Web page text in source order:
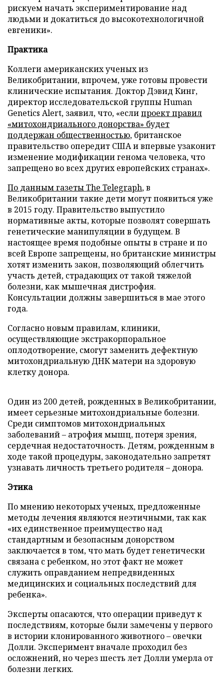
рискуем начать экспериментирование над
людьми и докатиться до высокотехнологичной
евгеники».
Практика
Коллеги американских ученых из
Великобритании, впрочем, уже готовы провести
клинические испытания. Доктор Дэвид Кинг,
директор исследовательской группы Human
Genetics Alert, заявил, что, «еслипроект правил
«митохондриального донорства» будет
поддержан общественностью, британское
правительство опередит США и впервые узаконит
изменение модификации генома человека, что
запрещено во всех других европейских странах».
По данным газетыThe Telegraph, в
Великобритании такие дети могут появиться уже
в 2015 году. Правительство выпустило
нормативные акты, которые позволят совершать
генетические манипуляции в будущем. В
настоящее время подобные опыты в стране и по
всей Европе запрещены, но британские министры
хотят изменить закон, позволяющий облегчить
участь детей, страдающих от такой тяжелой
болезни, как мышечная дистрофия.
Консультации должны завершиться в мае этого
года.
Согласно новым правилам, клиники,
осуществляющие экстракорпоральное
оплодотворение, смогут заменить дефектную
митохондриальную ДНК матери на здоровую
клетку донора.
Один из 200 детей, рожденных в Великобритании,
имеет серьезные митохондриальные болезни.
Среди симптомов митохондриальных
заболеваний – атрофия мышц, потеря зрения,
сердечная недостаточность. Детям, рожденным в
ходе такой процедуры, законодательно запретят
узнавать личность третьего родителя – донора.
Этика
По мнению некоторых ученых, предложенные
методы лечения являются неэтичными, так как
«их единственное преимущество над
стандартным и безопасным донорством
заключается в том, что мать будет генетически
связана с ребенком, но этот факт не может
служить оправданием непредвиденных
медицинских и социальных последствий для
ребенка».
Эксперты опасаются, что операции приведут к
последствиям, которые были замечены у первого
в истории клонированного животного – овечки
Долли. Эксперимент вначале проходил без
осложнений, но через шесть лет Долли умерла от
болезни легких.